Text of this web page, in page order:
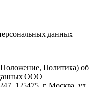
данных
Политика) об
данных ООО
125475, г. Москва, ул.